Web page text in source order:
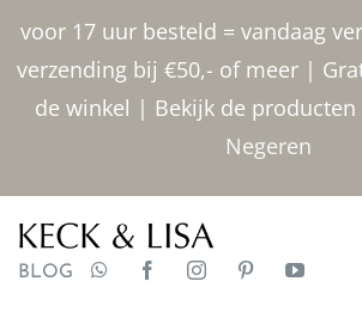
voor 17 uur besteld = vandaag
verzending bij €50,- of meer |
de winkel | Bekijk de
Negeren
inhoud
BLOG